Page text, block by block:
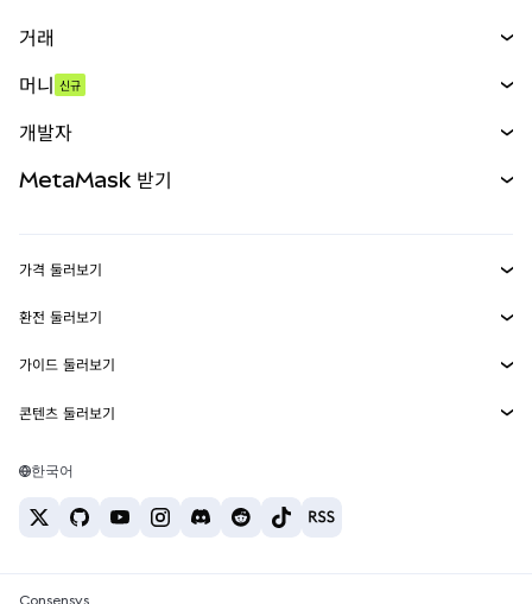
거래
무기한 선물
실물자산
머니 신규
개발자
MetaMask Connect
Snaps
웹3 서비스
MetaMask 받기
보안
고객 지원
채용
가격 둘러보기
이더리움 가격
솔라나 가격
테더 가격
환전 둘러보기
ETH를 USD로 환전
USDT를 INR로 환전
BTC를 INR로 환전
ETH를 USDT로 환전
가이드 둘러보기
ETH 매수
USDT 매수
SHIB 매수
콘텐츠 둘러보기
솔라나 지갑
한국어
Consensys